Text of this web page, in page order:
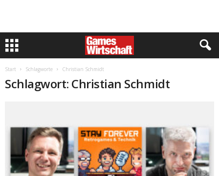
Start Schlagworte Christian Schmidt
Schlagwort: Christian Schmidt